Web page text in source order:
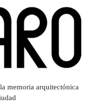
memoria arquitectónica